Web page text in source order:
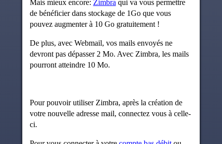
Mais mieux encore: Zimbra qui va vous permettre
de bénéficier dans stockage de 1Go que vous
pouvez augmenter à 10 Go gratuitement !
De plus, avec Webmail, vos mails envoyés ne
devront pas dépasser 2 Mo. Avec Zimbra, les mails
pourront atteindre 10 Mo.
Pour pouvoir utiliser Zimbra, après la création de
votre nouvelle adresse mail, connectez vous à celle-
ci.